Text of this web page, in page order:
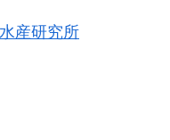
産研究所